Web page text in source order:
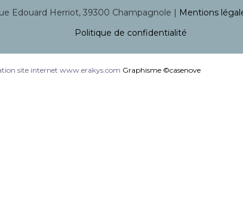
Edouard Herriot, 39300 Champagnole | Mentions
Politique de confidentialité
site internet www.erakys.com Graphisme ©casenove